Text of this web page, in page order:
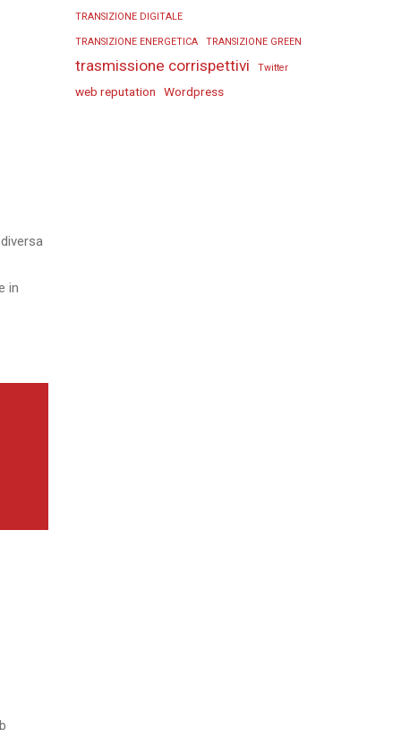
in
TRANSIZIONE DIGITALE
TRANSIZIONE ENERGETICA TRANSIZIONE GREEN
trasmissione corrispettivi Twitter
web reputation Wordpress